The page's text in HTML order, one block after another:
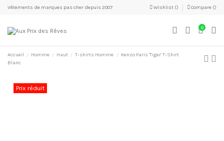
Vêtements de marques pas cher depuis 2007 Wishlist () Compare ()
0
Accueil Homme Haut T-shirts Homme
Kenzo Paris 'Tiger' T-Shirt
Blanc
Prix réduit